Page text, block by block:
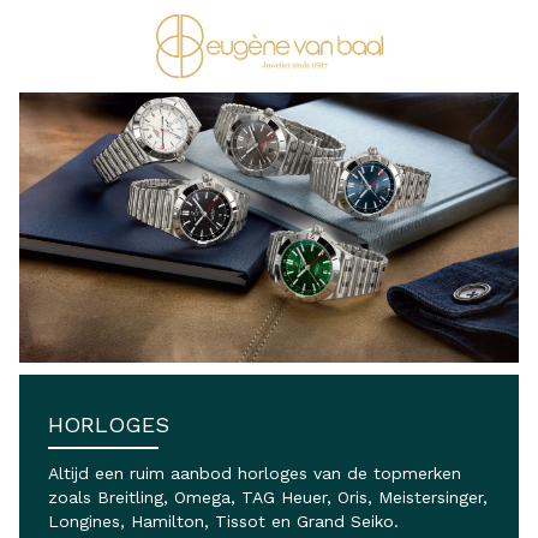
Ga naar de inhoud
HORLOGES
Altijd een ruim aanbod horloges van de topmerken
zoals Breitling, Omega, TAG Heuer, Oris, Meistersinger,
Longines, Hamilton, Tissot en Grand Seiko.